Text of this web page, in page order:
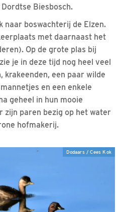
Biesbosch.
naar boswachterij de Elzen.
met daarnaast het
Op de grote plas bij
je in deze tijd nog heel veel
krakeenden, een paar wilde
en een enkele
geheel in hun mooie
zijn paren bezig op het water
hofmakerij.
Dodaars / Cees Kok